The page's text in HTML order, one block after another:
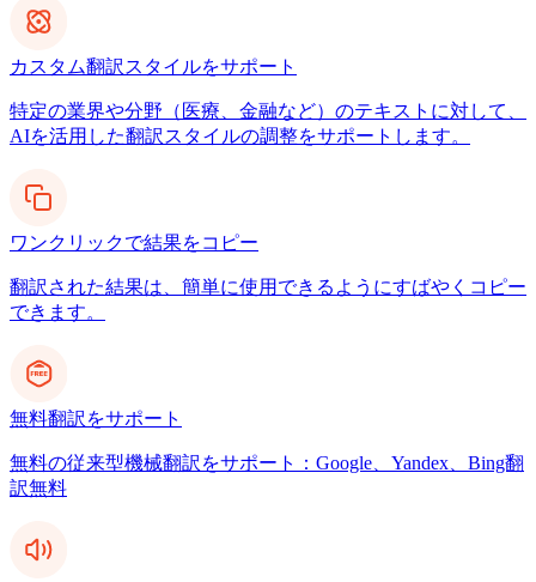
カスタム翻訳スタイルをサポート
特定の業界や分野（医療、金融など）のテキストに対して、
AIを活用した翻訳スタイルの調整をサポートします。
ワンクリックで結果をコピー
翻訳された結果は、簡単に使用できるようにすばやくコピー
できます。
無料翻訳をサポート
無料の従来型機械翻訳をサポート：Google、Yandex、Bing翻
訳無料